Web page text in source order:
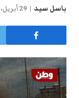
باسل سيد 29 أبريل، 2025